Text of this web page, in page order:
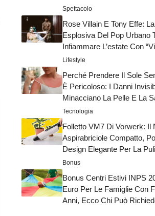
Spettacolo
Rose Villain E Tony Effe:
Esplosiva Del Pop Urbano
Infiammare L’estate Con
Lifestyle
Perché Prendere Il Sole
È Pericoloso: I Danni
Minacciano La Pelle E La
Tecnologia
Folletto VM7 Di Vorwerk: Il
Aspirabriciole Compatto,
Design Elegante Per La
Bonus
Bonus Centri Estivi INPS
Euro Per Le Famiglie Con
Anni, Ecco Chi Può